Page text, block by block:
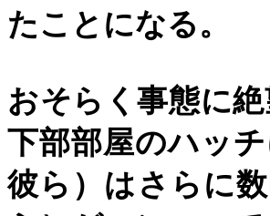
たことになる。
おそらく事態に
下部部屋のハッ
彼ら）はさらに